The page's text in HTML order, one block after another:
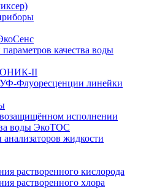
качества воды
II
Флуоресценции линейки
исполнении
воды ЭкоТОС
жидкости
растворенного кислорода
растворенного хлора